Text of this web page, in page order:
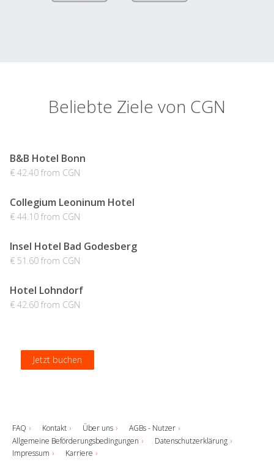
Beliebte Ziele von CGN
B&B Hotel Bonn
€ 42.40 from CGN
Jetzt buchen
Collegium Leoninum Hotel
€ 44.10 from CGN
Jetzt buchen
Insel Hotel Bad Godesberg
€ 51.60 from CGN
Jetzt buchen
Hotel Lohndorf
€ 42.60 from CGN
Jetzt buchen
FAQ Kontakt Über uns
AGBs - Nutzer
Allgemeine Beförderungsbedingungen
Datenschutzerklärung
Impressum
Karriere